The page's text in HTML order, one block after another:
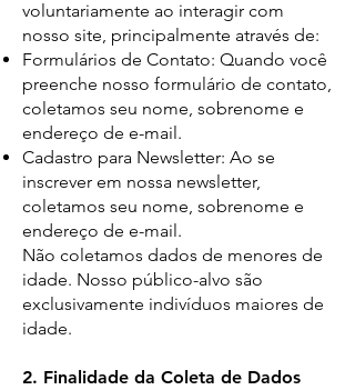
voluntariamente ao interagir com
nosso site, principalmente através de:
Formulários de Contato: Quando você
preenche nosso formulário de contato,
coletamos seu nome, sobrenome e
endereço de e-mail.
Cadastro para Newsletter: Ao se
inscrever em nossa newsletter,
coletamos seu nome, sobrenome e
endereço de e-mail.
Não coletamos dados de menores de
idade. Nosso público-alvo são
exclusivamente indivíduos maiores de
idade.
2. Finalidade da Coleta de Dados